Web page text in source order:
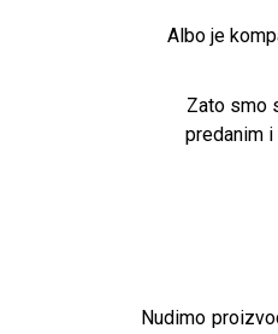
Albo je
Zato smo
predanim
Nudimo